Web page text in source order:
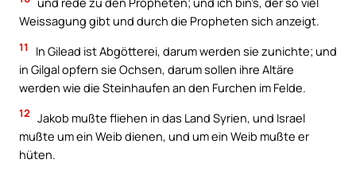
Weissagung gibt und durch die Propheten sich anzeigt.
11
In Gilead ist Abgötterei, darum werden sie zunichte; und
in Gilgal opfern sie Ochsen, darum sollen ihre Altäre
werden wie die Steinhaufen an den Furchen im Felde.
12 Jakob mußte fliehen in das Land Syrien, und Israel
mußte um ein Weib dienen, und um ein Weib mußte er
hüten.